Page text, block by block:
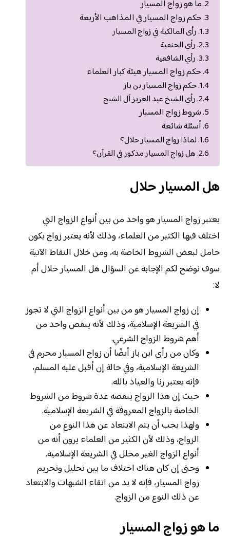
ما هو زواج المسيار
حكم زواج المسيار في المذاهب الأربعة
رأى المالكية في زواج المسيار
رأي الحنفية
رأي الشافعية
حكم زواج المسيار هيئة كبار العلماء
حكم زواج المسيار بن باز
رأي الشيخ عبد العزيز آل الشيخ
شروط زواج المسيار
أسئلة شائعة
لماذا زواج المسيار حلال؟
هل زواج المسيار مذكور في القرآن؟
هل المسيار حلال
يعتبر زواج المسيار هو واحد من بين أنواع الزواج التي
اختلف فيها الكثير من العلماء، وذلك لأنه يعتبر زواج يكون
حامل لبعض الشروط الخاصة به، ومن خلال النقاط الآتية
سوف نوضح لكم الإجابة عن السؤال هل المسيار حلال أم
لا:
إن زواج المسيار هو من بين أنواع الزواج التي لا تجوز
في الشريعة الإسلامية، وذلك لأنه ينقص واحد من
أهم شروط الزواج الشرعي.
وكان من رأي ابن باز أيضًا أن زواج المسيار محرم في
الشريعة الإسلامية، وفي حالة إن أقبل عليه المسلم،
فإنه يعتبر زنا والعياذ بالله.
حيث إن هذا الزواج ينقصه عدة شروط من الشروط
الخاصة بالزواج المعروفة في الشريعة الإسلامية.
ولهذا يجب أن يتم الابتعاد عن هذا النوع من
الزواج، وذلك لأن الكثير من العلماء يرون أنه من
أنواع الزواج الغير محلل في الشريعة الإسلامية.
وحتى إن كان هناك اختلاف ما بين تحليل وتحريم
زواج المسيار، فإنه لا بد من اتقاء الشبهات والابتعاد
عن ذلك النوع من الزواج.
ما هو زواج المسيار